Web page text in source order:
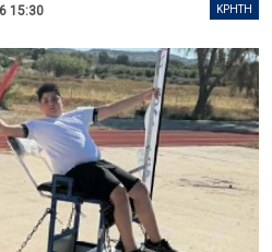
ΚΡΉΤΗ
15:30